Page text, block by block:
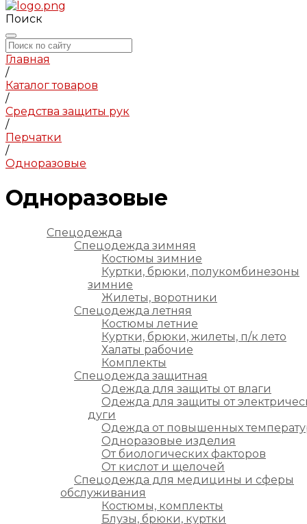
Поиск
Главная
/
Каталог товаров
/
Средства защиты рук
/
Перчатки
/
Одноразовые
Одноразовые
Спецодежда
Спецодежда зимняя
Костюмы зимние
Куртки, брюки, полукомбинезоны
зимние
Жилеты, воротники
Спецодежда летняя
Костюмы летние
Куртки, брюки, жилеты, п/к лето
Халаты рабочие
Комплекты
Спецодежда защитная
Одежда для защиты от влаги
Одежда для защиты от
дуги
Одежда от повышенных
Одноразовые изделия
От биологических факторов
От кислот и щелочей
Спецодежда для медицины и сферы
обслуживания
Костюмы, комплекты
Блузы, брюки, куртки